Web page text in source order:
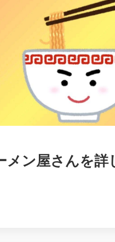
メン屋さんを詳
Inc.All